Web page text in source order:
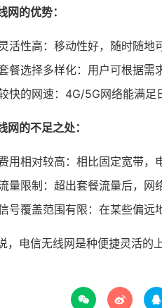
网的优势：
灵活性高：移动性好，随时随地
餐选择多样化：用户可根据需
快的网速：4G/5G网络能满足
网的不足之处：
用相对较高：相比固定宽带，
量限制：超出套餐流量后，网
号覆盖范围有限：在某些偏远
，电信无线网是种便捷灵活的
  